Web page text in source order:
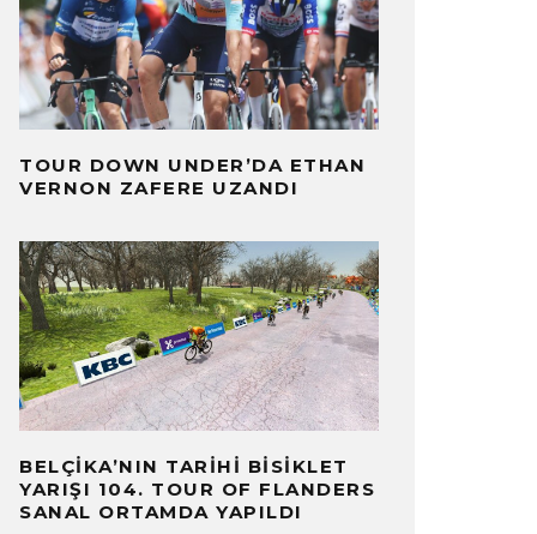
TOUR DOWN UNDER’DA ETHAN
VERNON ZAFERE UZANDI
BELÇIKA’NIN TARIHI BISIKLET
YARIŞI 104. TOUR OF FLANDERS
SANAL ORTAMDA YAPILDI